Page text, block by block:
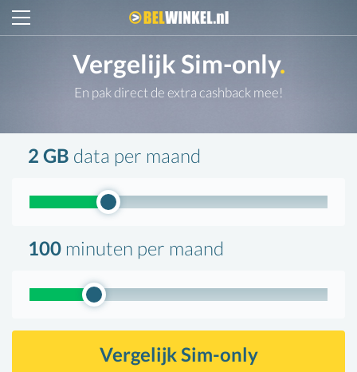
Vergelijk Sim-only.
En pak direct de extra cashback mee!
2 GB data per maand
100 minuten per maand
Vergelijk Sim-only